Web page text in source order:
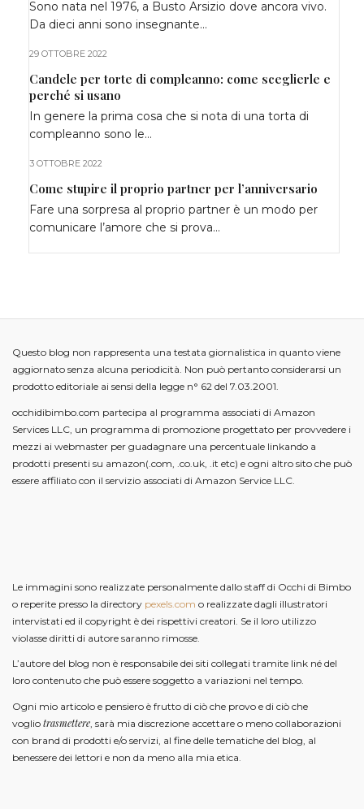
Sono nata nel 1976, a Busto Arsizio dove ancora vivo.
Da dieci anni sono insegnante…
29 OTTOBRE 2022
Candele per torte di compleanno: come sceglierle e
perché si usano
In genere la prima cosa che si nota di una torta di
compleanno sono le…
3 OTTOBRE 2022
Come stupire il proprio partner per l’anniversario
Fare una sorpresa al proprio partner è un modo per
comunicare l’amore che si prova…
Questo blog non rappresenta una testata giornalistica in quanto viene
aggiornato senza alcuna periodicità. Non può pertanto considerarsi un
prodotto editoriale ai sensi della legge n° 62 del 7.03.2001.
occhidibimbo.com partecipa al programma associati di Amazon
Services LLC, un programma di promozione progettato per provvedere i
mezzi ai webmaster per guadagnare una percentuale linkando a
prodotti presenti su amazon(.com, .co.uk, .it etc) e ogni altro sito che può
essere affiliato con il servizio associati di Amazon Service LLC.
Le immagini sono realizzate personalmente dallo staff di Occhi di Bimbo
o reperite presso la directory pexels.com o realizzate dagli illustratori
intervistati ed il copyright è dei rispettivi creatori. Se il loro utilizzo
violasse diritti di autore saranno rimosse.
L’autore del blog non è responsabile dei siti collegati tramite link né del
loro contenuto che può essere soggetto a variazioni nel tempo.
Ogni mio articolo e pensiero è frutto di ciò che provo e di ciò che
voglio trasmettere , sarà mia discrezione accettare o meno collaborazioni
con brand di prodotti e/o servizi, al fine delle tematiche del blog, al
benessere dei lettori e non da meno alla mia etica.